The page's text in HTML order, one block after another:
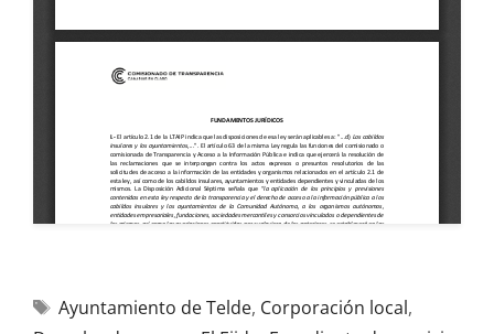
Ayuntamiento de Telde, Corporación local,